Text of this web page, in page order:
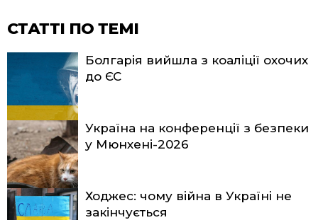
СТАТТІ ПО ТЕМІ
Болгарія вийшла з коаліції охочих
до ЄС
Україна на конференції з безпеки
у Мюнхені-2026
Ходжес: чому війна в Україні не
закінчується